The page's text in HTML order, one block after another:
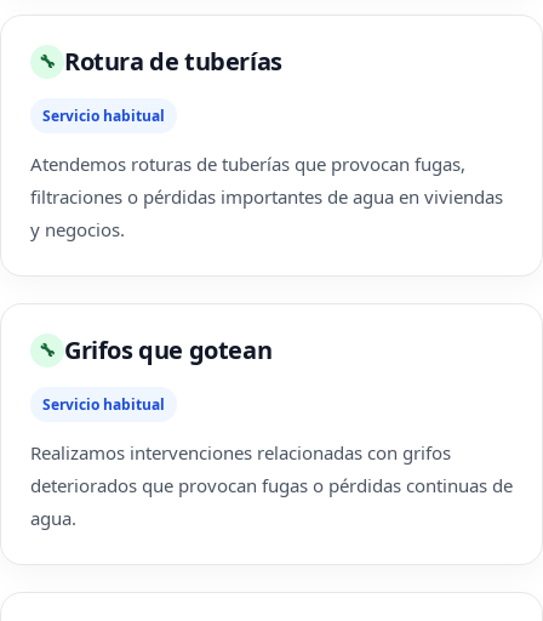
🔧 Rotura de tuberías
Servicio habitual
Atendemos roturas de tuberías que provocan fugas,
filtraciones o pérdidas importantes de agua en viviendas
y negocios.
🔧 Grifos que gotean
Servicio habitual
Realizamos intervenciones relacionadas con grifos
deteriorados que provocan fugas o pérdidas continuas de
agua.